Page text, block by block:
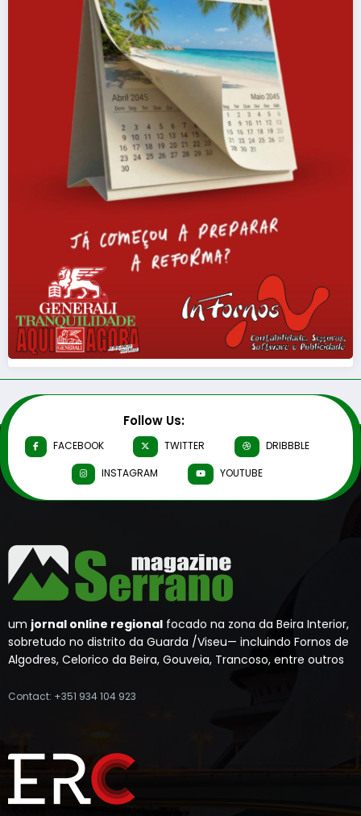
Follow Us:
FACEBOOK TWITTER
DRIBBBLE
INSTAGRAM
YOUTUBE
um jornal online regional focado na zona da Beira Interior,
sobretudo no distrito da Guarda /Viseu— incluindo Fornos de
Algodres, Celorico da Beira, Gouveia, Trancoso, entre outros
Contact: +351 934 104 923